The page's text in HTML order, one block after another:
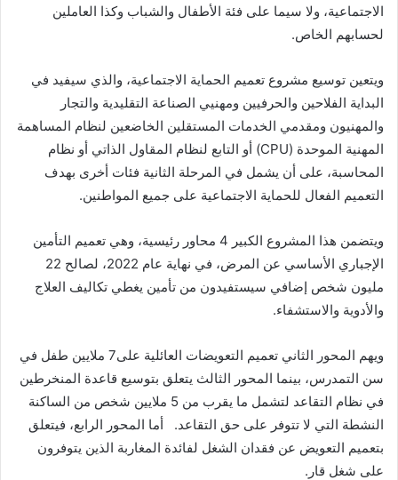
الاجتماعية، ولا سيما على فئة الأطفال والشباب وكذا العاملين
لحسابهم الخاص.
ويتعين توسيع مشروع تعميم الحماية الاجتماعية، والذي سيفيد في
البداية الفلاحين والحرفيين ومهنيي الصناعة التقليدية والتجار
والمهنيون ومقدمي الخدمات المستقلين الخاضعين لنظام المساهمة
المهنية الموحدة (CPU) أو التابع لنظام المقاول الذاتي أو نظام
المحاسبة، على أن يشمل في المرحلة الثانية فئات أخرى بهدف
التعميم الفعال للحماية الاجتماعية على جميع المواطنين.
ويتضمن هذا المشروع الكبير 4 محاور رئيسية، وهي تعميم التأمين
الإجباري الأساسي عن المرض، في نهاية عام 2022، لصالح 22
مليون شخص إضافي سيستفيدون من تأمين يغطي تكاليف العلاج
والأدوية والاستشفاء.
ويهم المحور الثاني تعميم التعويضات العائلية على7 ملايين طفل في
سن التمدرس، بينما المحور الثالث يتعلق بتوسيع قاعدة المنخرطين
في نظام التقاعد لتشمل ما يقرب من 5 ملايين شخص من الساكنة
النشطة التي لا تتوفر على حق التقاعد. أما المحور الرابع، فيتعلق
بتعميم التعويض عن فقدان الشغل لفائدة المغاربة الذين يتوفرون
على شغل قار.